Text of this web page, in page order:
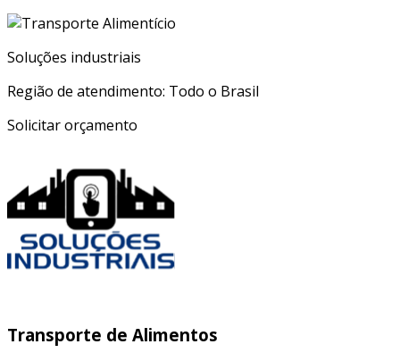
Soluções industriais
Região de atendimento: Todo o Brasil
Solicitar orçamento
Transporte de Alimentos